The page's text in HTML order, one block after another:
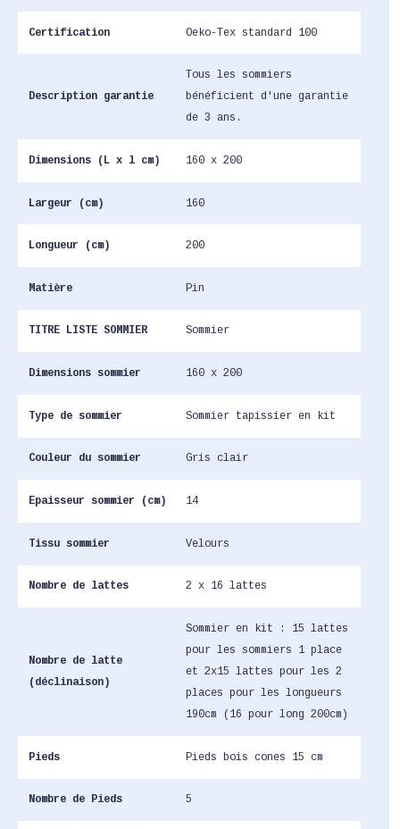
Certification Oeko-Tex standard 100
Description garantie
Tous les sommiers
bénéficient d'une garantie
de 3 ans.
Dimensions (L x l cm) 160 x 200
Largeur (cm) 160
Longueur (cm) 200
Matière Pin
TITRE LISTE SOMMIER Sommier
Dimensions sommier 160 x 200
Type de sommier Sommier tapissier en kit
Couleur du sommier Gris clair
Epaisseur sommier (cm) 14
Tissu sommier Velours
Nombre de lattes 2 x 16 lattes
Nombre de latte
(déclinaison)
Sommier en kit : 15 lattes
pour les sommiers 1 place
et 2x15 lattes pour les 2
places pour les longueurs
190cm (16 pour long 200cm)
Pieds Pieds bois cones 15 cm
Nombre de Pieds 5